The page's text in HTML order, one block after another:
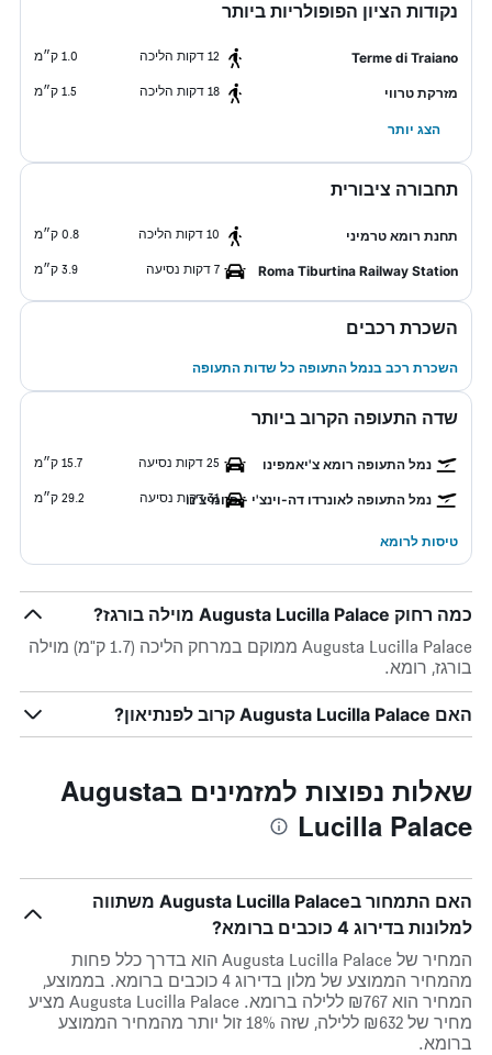
נקודות הציון הפופולריות ביותר
Terme di Traiano 12 דקות הליכה 1.0 ק״מ
מזרקת טרווי 18 דקות הליכה 1.5 ק״מ
הצג יותר
תחבורה ציבורית
תחנת רומא טרמיני 10 דקות הליכה 0.8 ק״מ
Roma Tiburtina Railway Station 7 דקות נסיעה 3.9 ק״מ
השכרת רכבים
השכרת רכב בנמל התעופה כל שדות התעופה
שדה התעופה הקרוב ביותר
נמל התעופה רומא צ'יאמפינו 25 דקות נסיעה 15.7 ק״מ
נמל התעופה לאונרדו דה-וינצ'י - פיומיצ'נו
31 דקות נסיעה 29.2 ק״מ
טיסות לרומא
כמה רחוק Augusta Lucilla Palace מוילה בורגז?
Augusta Lucilla Palace ממוקם במרחק הליכה (1.7 ק"מ) מוילה
בורגז, רומא.
האם Augusta Lucilla Palace קרוב לפנתיאון?
שאלות נפוצות למזמינים בAugusta
Lucilla Palace
האם התמחור בAugusta Lucilla Palace משתווה
למלונות בדירוג 4 כוכבים ברומא?
המחיר של Augusta Lucilla Palace הוא בדרך כלל פחות
מהמחיר הממוצע של מלון בדירוג 4 כוכבים ברומא. בממוצע,
המחיר הוא ₪767 ללילה ברומא. Augusta Lucilla Palace מציע
מחיר של ₪632 ללילה, שזה 18% זול יותר מהמחיר הממוצע
ברומא.